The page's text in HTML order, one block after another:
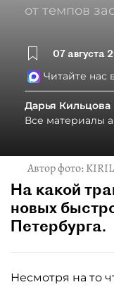
от темпов
07 августа
Читайте нас
Дарья Кильцова
Все материалы
Автор фото:
На какой
новых
Петербурга.
Несмотря на то